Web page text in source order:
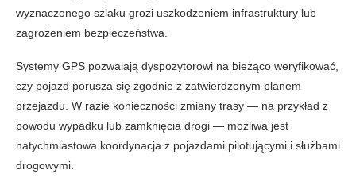
wyznaczonego szlaku grozi uszkodzeniem infrastruktury lub
zagrożeniem bezpieczeństwa.
Systemy GPS pozwalają dyspozytorowi na bieżąco weryfikować,
czy pojazd porusza się zgodnie z zatwierdzonym planem
przejazdu. W razie konieczności zmiany trasy — na przykład z
powodu wypadku lub zamknięcia drogi — możliwa jest
natychmiastowa koordynacja z pojazdami pilotującymi i służbami
drogowymi.